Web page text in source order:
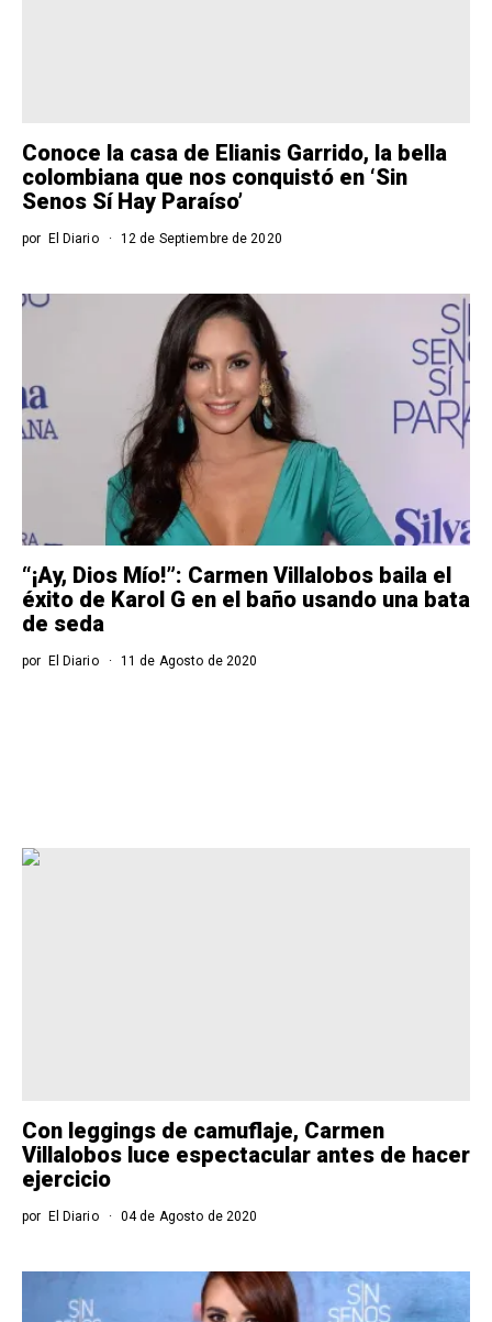
Conoce la casa de Elianis Garrido, la bella
colombiana que nos conquistó en ‘Sin
Senos Sí Hay Paraíso’
por El Diario 12 de Septiembre de 2020
“¡Ay, Dios Mío!”: Carmen Villalobos baila el
éxito de Karol G en el baño usando una bata
de seda
por El Diario 11 de Agosto de 2020
Con leggings de camuflaje, Carmen
Villalobos luce espectacular antes de hacer
ejercicio
por El Diario 04 de Agosto de 2020